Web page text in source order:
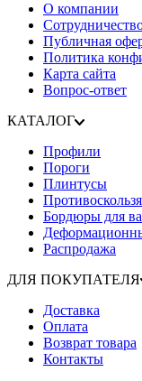
О компании
Публичная
Политика
Карта сайта
Вопрос-ответ
КАТАЛОГ
Профили
Пороги
Плинтусы
Бордюры для
Распродажа
ДЛЯ ПОКУПАТЕЛЯ
Доставка
Оплата
Возврат товара
Контакты